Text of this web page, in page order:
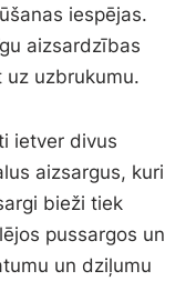
iespējas.
aizsardzības
uz uzbrukumu.
ietver divus
aizsargus, kuri
bieži tiek
pussargos un
un dziļumu